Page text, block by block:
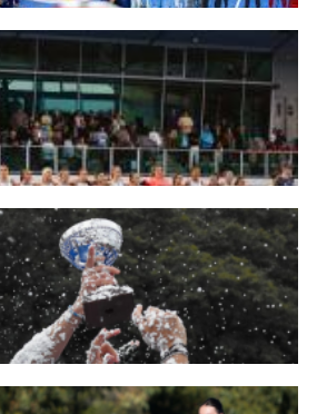
PARA LA VENTANA EUROPEA DE P...
disputará las últimas dos ventanas de Pro
y Alemania.
LA VENTANA EUROPEA DE P...
disputará las últimas dos ventanas de Pro
e Inglaterra.
DE LA PRIMERA FASE DE ...